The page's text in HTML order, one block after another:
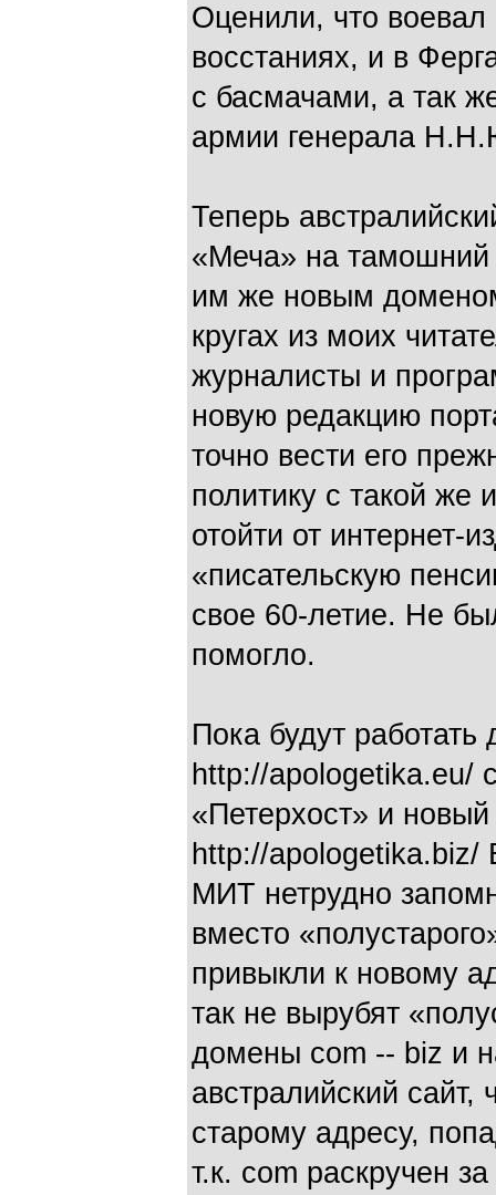
Оценили, что
восстаниях, и в
с басмачами, а так
армии генерала
Теперь
«Меча» на тамошний
им же новым
кругах из моих
журналисты и
новую редакцию
точно вести его
политику с такой же
отойти от интернет-
«писательскую
свое 60-летие. Не
помогло.
Пока будут работать
http://apologetika.eu/
«Петерхост» и новый
http://apologetika.biz/
МИТ нетрудно
вместо
привыкли к новому
так не вырубят
домены com -- biz и
австралийский сайт,
старому адресу,
т.к. com раскручен